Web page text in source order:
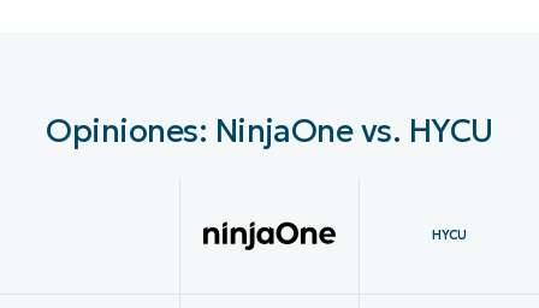
Opiniones: NinjaOne vs. HYCU
HYCU